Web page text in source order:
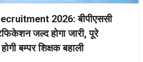
2026: बीपीएससी
जल्द होगा जारी, पूरे
बम्पर शिक्षक बहाली